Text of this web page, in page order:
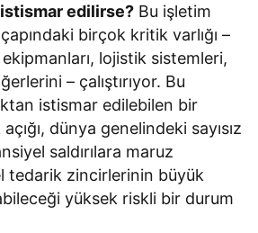
istismar edilirse? Bu işletim
birçok kritik varlığı –
lojistik sistemleri,
– çalıştırıyor. Bu
istismar edilebilen bir
dünya genelindeki sayısız
saldırılara maruz
tedarik zincirlerinin büyük
yüksek riskli bir durum